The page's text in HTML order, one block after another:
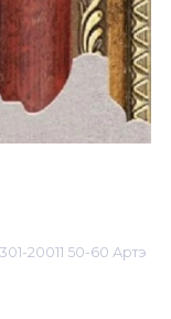
20011 50-60 Артэ